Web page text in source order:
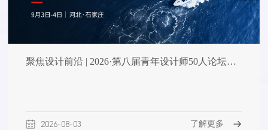
聚焦设计前沿 | 2026·第八届青年设计师50人论坛即将启幕
2026-08-03 了解更多